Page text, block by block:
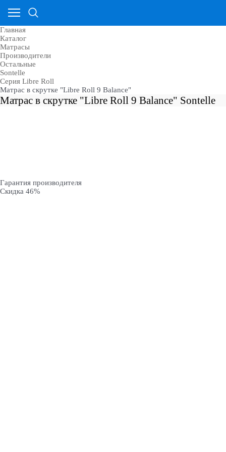
Главная
Каталог
Матрасы
Производители
Остальные
Sontelle
Cерия Libre Roll
Матрас в скрутке "Libre Roll 9 Balance"
Матрас в скрутке "Libre Roll 9 Balance" Sontelle
Гарантия производителя
Скидка 46%